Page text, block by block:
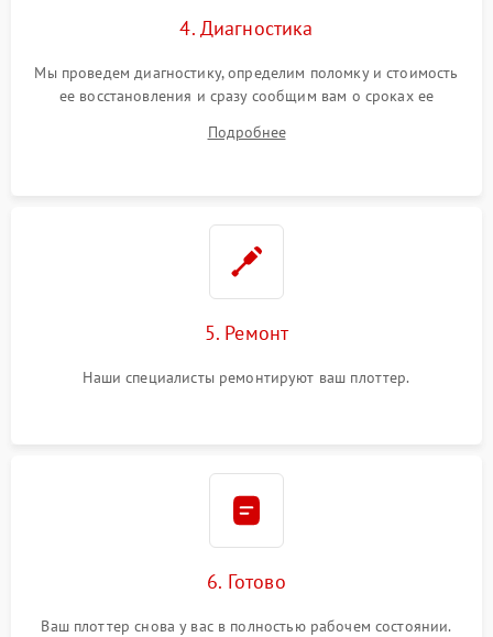
4. Диагностика
Мы проведем диагностику, определим поломку и стоимость
ее восстановления и сразу сообщим вам о сроках ее
Подробнее
5. Ремонт
Наши специалисты ремонтируют ваш плоттер.
6. Готово
Ваш плоттер снова у вас в полностью рабочем состоянии.